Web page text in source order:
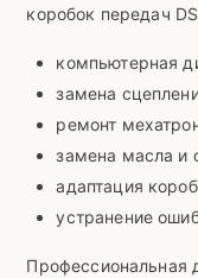
коробок передач
компьютерная
замена
ремонт
замена масла и
адаптация
устранение
Профессиональная